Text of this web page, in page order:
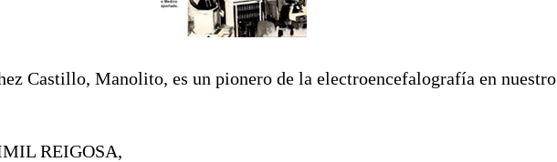
Castillo, Manolito, es un pionero de la electroencefalografía en nuestro
REIGOSA,